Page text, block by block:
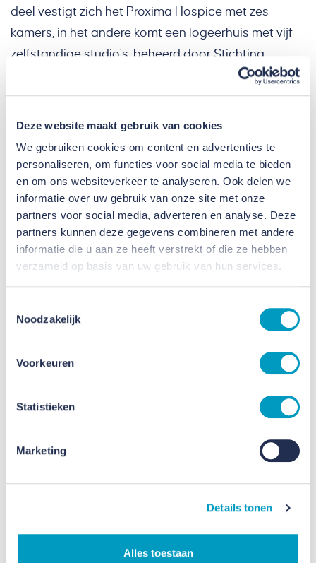
Deze website maakt gebruik van cookies
We gebruiken cookies om content en advertenties te
personaliseren, om functies voor social media te bieden
en om ons websiteverkeer te analyseren. Ook delen we
informatie over uw gebruik van onze site met onze
partners voor social media, adverteren en analyse. Deze
partners kunnen deze gegevens combineren met andere
informatie die u aan ze heeft verstrekt of die ze hebben
verzameld op basis van uw gebruik van hun services.
Noodzakelijk
Voorkeuren
Statistieken
Marketing
Details tonen
Alles toestaan
deel vestigt zich het Proxima Hospice met zes
kamers, in het andere komt een logeerhuis met vijf
zelfstandige studio’s, beheerd door Stichting
Logeerhuis Nieuwegein. Beide organisaties krijgen
een eigen entree en functioneren onafhankelijk van
Circulair en natuurinclusief
ontwerp
Het duurzame ontwerp van architect KAW zet in op
maximaal behoud en hergebruik van materialen. Zo
bestaande trap herplaatst. Een klein gebouwdeel
constructie wordt hergebruikt als basis voor een
pergola. Met onder andere groene gevels, een
beschutte patio en eenvoudige, energiezuinige
installaties krijgt het gebouw hiernaast een sterk